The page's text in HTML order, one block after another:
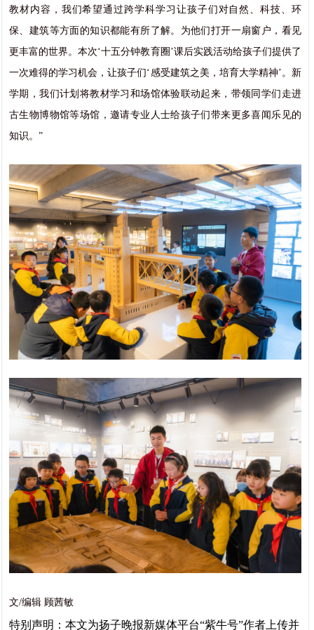
教材内容，我们希望通过跨学科学习让孩子们对自然、科技、环
保、建筑等方面的知识都能有所了解。为他们打开一扇窗户，看见
更丰富的世界。本次‘十五分钟教育圈’课后实践活动给孩子们提供了
一次难得的学习机会，让孩子们‘感受建筑之美，培育大学精神’。新
学期，我们计划将教材学习和场馆体验联动起来，带领同学们走进
古生物博物馆等场馆，邀请专业人士给孩子们带来更多喜闻乐见的
知识。”
文/编辑 顾茜敏
特别声明：本文为扬子晚报新媒体平台“紫牛号”作者上传并